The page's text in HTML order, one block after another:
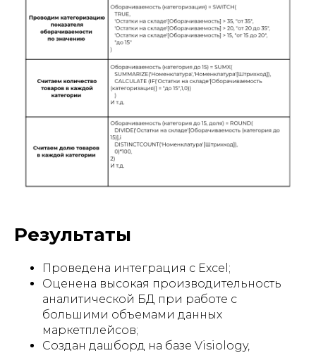
Результаты
Проведена интеграция с Excel;
Оценена высокая производительность
аналитической БД при работе с
большими объемами данных
маркетплейсов;
Создан дашборд на базе Visiology,